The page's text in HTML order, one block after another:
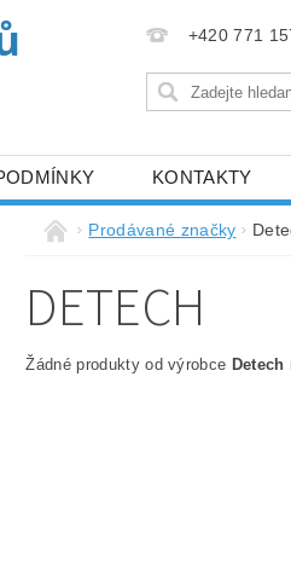
+420 771
KONTAKTY
Prodávané značky
DETECH
Žádné produkty od výrobce Detech